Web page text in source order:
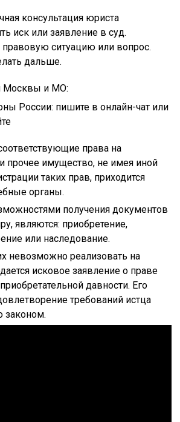
консультация юриста
иск или заявление в суд.
ситуацию или вопрос.
дальше.
Москвы и МО:
России: пишите в онлайн-чат или
права на
прочее имущество, не имея иной
таких прав, приходится
органы.
получения документов
являются: приобретение,
или наследование.
невозможно реализовать на
исковое заявление о праве
давности. Его
требований истца
законом.